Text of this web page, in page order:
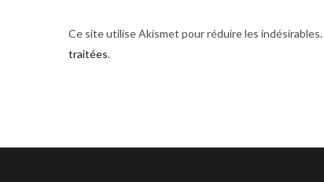
Ce site utilise Akismet pour réduire les indésirables.
traitées.